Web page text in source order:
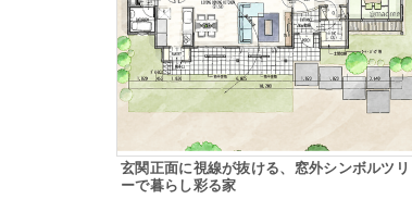
玄関正面に視線が抜ける、窓外シンボルツリ
ーで暮らし彩る家